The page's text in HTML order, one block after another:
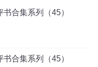
合集系列（45）
合集系列（45）